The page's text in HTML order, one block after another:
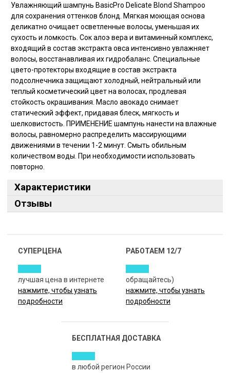
Увлажняющий шампунь BasicPro Delicate Blond Shampoo
для сохранения оттенков блонд. Мягкая моющая основа
деликатно очищает осветленные волосы, уменьшая их
сухость и ломкость. Сок алоэ вера и витаминный комплекс,
входящий в состав экстракта овса интенсивно увлажняет
волосы, восстанавливая их гидробаланс. Специальные
цвето-протекторы входящие в состав экстракта
подсолнечника защищают холодный, нейтральный или
теплый косметический цвет на волосах, продлевая
стойкость окрашивания. Масло авокадо снимает
статический эффект, придавая блеск, мягкость и
шелковистость. ПРИМЕНЕНИЕ шампунь нанести на влажные
волосы, равномерно распределить массирующими
движениями в течении 1-2 минут. Смыть обильным
количеством воды. При необходимости использовать
повторно.
Характеристики
Отзывы
СУПЕРЦЕНА
лучшая цена в интернете
нажмите, чтобы узнать
подробности
РАБОТАЕМ 12/7
обращайтесь)
нажмите, чтобы узнать
подробности
БЕСПЛАТНАЯ ДОСТАВКА
в любой регион России